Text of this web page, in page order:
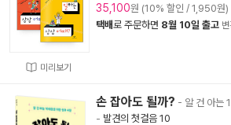
미리보기
35,100원 (10% 할인 / 1,950원)
택배로 주문하면 8월 10일 출고
손 잡아도 될까? - 알 건 아는
- 발견의 첫걸음 10